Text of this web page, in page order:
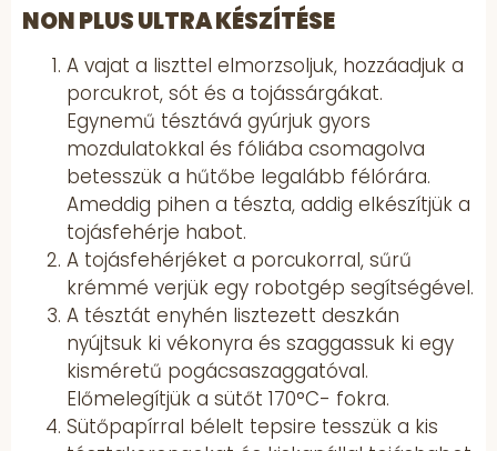
NON PLUS ULTRA KÉSZÍTÉSE
A vajat a liszttel elmorzsoljuk, hozzáadjuk a
porcukrot, sót és a tojássárgákat.
Egynemű tésztává gyúrjuk gyors
mozdulatokkal és fóliába csomagolva
betesszük a hűtőbe legalább félórára.
Ameddig pihen a tészta, addig elkészítjük a
tojásfehérje habot.
A tojásfehérjéket a porcukorral, sűrű
krémmé verjük egy robotgép segítségével.
A tésztát enyhén lisztezett deszkán
nyújtsuk ki vékonyra és szaggassuk ki egy
kisméretű pogácsaszaggatóval.
Előmelegítjük a sütőt 170°C- fokra.
Sütőpapírral bélelt tepsire tesszük a kis